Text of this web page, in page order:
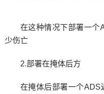
在这种情况下部署一个
少伤亡
2.部署在掩体后方
在掩体后部署一个ADS